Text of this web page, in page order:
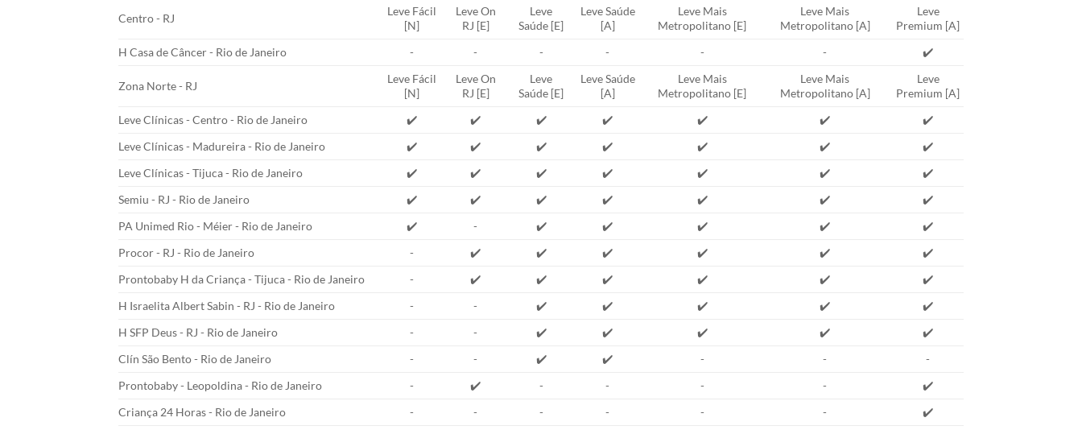
Centro - RJ
Leve Fácil
[N]
Leve On
RJ [E]
Leve
Saúde [E]
Leve Saúde
[A]
Leve Mais
Metropolitano [E]
Leve Mais
Metropolitano [A]
Leve
Premium [A]
H Casa de Câncer - Rio de Janeiro
- - - - - - ✔️
Zona Norte - RJ
Leve Fácil
[N]
Leve On
RJ [E]
Leve
Saúde [E]
Leve Saúde
[A]
Leve Mais
Metropolitano [E]
Leve Mais
Metropolitano [A]
Leve
Premium [A]
Leve Clínicas - Centro - Rio de Janeiro
✔️ ✔️ ✔️ ✔️ ✔️ ✔️
✔️
Leve Clínicas - Madureira - Rio de Janeiro
✔️ ✔️ ✔️ ✔️ ✔️ ✔️
✔️
Leve Clínicas - Tijuca - Rio de Janeiro
✔️ ✔️ ✔️ ✔️ ✔️ ✔️
✔️
Semiu - RJ - Rio de Janeiro
✔️ ✔️ ✔️ ✔️ ✔️ ✔️
✔️
PA Unimed Rio - Méier - Rio de Janeiro
✔️ - ✔️ ✔️ ✔️ ✔️
✔️
Procor - RJ - Rio de Janeiro
- ✔️ ✔️ ✔️ ✔️ ✔️
✔️
Prontobaby H da Criança - Tijuca - Rio de Janeiro
- ✔️ ✔️ ✔️ ✔️ ✔️
✔️
H Israelita Albert Sabin - RJ - Rio de Janeiro
- - ✔️ ✔️ ✔️ ✔️
✔️
H SFP Deus - RJ - Rio de Janeiro
- - ✔️ ✔️ ✔️ ✔️
✔️
Clín São Bento - Rio de Janeiro
- - ✔️ ✔️ - -
-
Prontobaby - Leopoldina - Rio de Janeiro
- ✔️ - - - -
✔️
Criança 24 Horas - Rio de Janeiro
- - - - - - ✔️